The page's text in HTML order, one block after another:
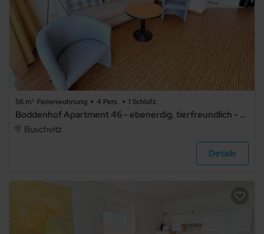
56 m² Ferienwohnung 4 Pers. 1 Schlafz.
Boddenhof Apartment 46 - ebenerdig, tierfreundlich - Ferienwohnung 46 – Helles Erdgeschossapartment mit WLAN und Terrasse
Buschvitz
Details